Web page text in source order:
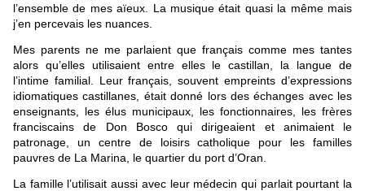
l’ensemble de mes aïeux. La musique était quasi la même mais
j’en percevais les nuances.
Mes parents ne me parlaient que français comme mes tantes
alors qu’elles utilisaient entre elles le castillan, la langue de
l’intime familial. Leur français, souvent empreints d’expressions
idiomatiques castillanes, était donné lors des échanges avec les
enseignants, les élus municipaux, les fonctionnaires, les frères
franciscains de Don Bosco qui dirigeaient et animaient le
patronage, un centre de loisirs catholique pour les familles
pauvres de La Marina, le quartier du port d’Oran.
La famille l’utilisait aussi avec leur médecin qui parlait pourtant la